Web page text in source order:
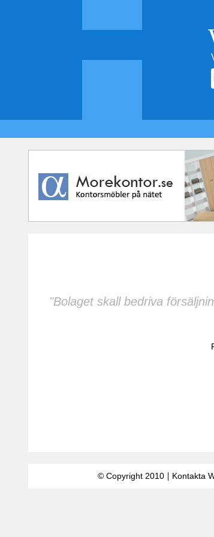
"Bolaget skall bedriva
© Copyright 2010 Kontakta